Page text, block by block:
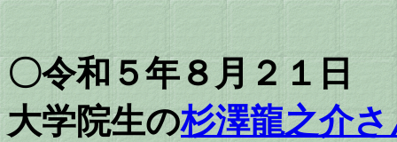
〇令和５年８月２１日
大学院生の杉澤龍之介